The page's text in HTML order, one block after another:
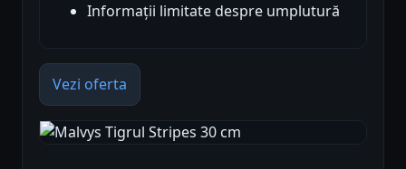
Informații limitate despre umplutură
Vezi oferta